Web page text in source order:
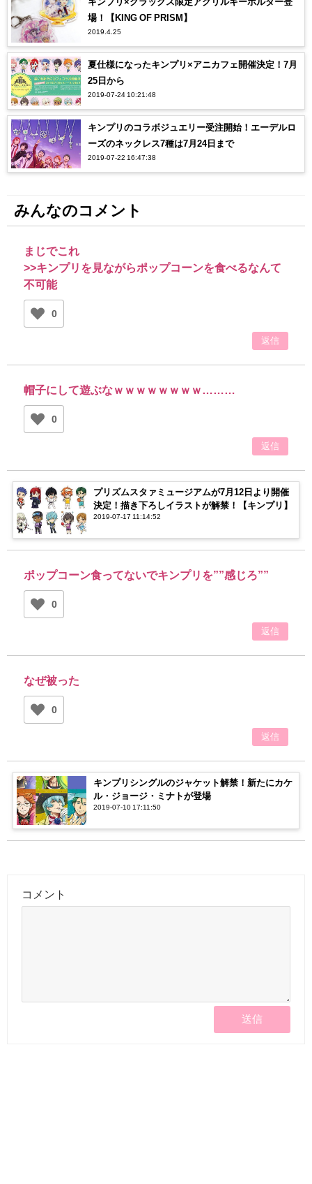
場！【KING OF PRISM】
2019.4.25
夏仕様になったキンプリ×アニカフェ開催決定！7月
25日から
2019-07-24 10:21:48
キンプリのコラボジュエリー受注開始！エーデルロ
ーズのネックレス7種は7月24日まで
2019-07-22 16:47:38
みんなのコメント
まじでこれ
>>キンプリを見ながらポップコーンを食べるなんて
不可能
0
返信
帽子にして遊ぶなｗｗｗｗｗｗｗｗ………
0
返信
プリズムスタァミュージアムが7月12日より開催
決定！描き下ろしイラストが解禁！【キンプリ】
2019-07-17 11:14:52
ポップコーン食ってないでキンプリを””感じろ””
0
返信
なぜ被った
0
返信
キンプリシングルのジャケット解禁！新たにカケ
ル・ジョージ・ミナトが登場
2019-07-10 17:11:50
コメント